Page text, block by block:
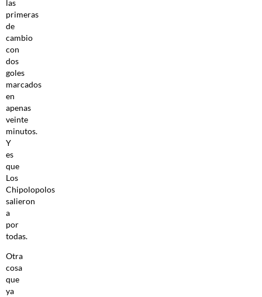
las
primeras
de
cambio
con
dos
goles
marcados
en
apenas
veinte
minutos.
Y
es
que
Los
Chipolopolos
salieron
a
por
todas.
Otra
cosa
que
ya